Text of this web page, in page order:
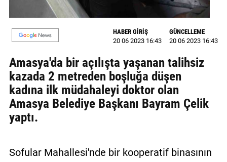
VİDEO
YAZARLAR
ULAŞIN
Künye
İletişim
Sözleşmesi
HABER GİRİŞ
20 06 2023 16:43
GÜNCELLEME
20 06 2023 16:43
Amasya'da bir açılışta yaşanan talihsiz
kazada 2 metreden boşluğa düşen
kadına ilk müdahaleyi doktor olan
Amasya Belediye Başkanı Bayram Çelik
yaptı.
Sofular Mahallesi'nde bir kooperatif binasının